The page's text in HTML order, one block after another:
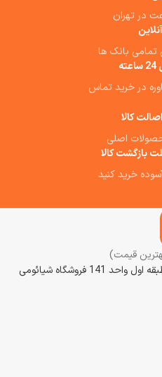
تمامی بانک ها
در خرید تماس
کالا
اصلی
خرید کنید
قیمت)
فروشگاه شیائومی